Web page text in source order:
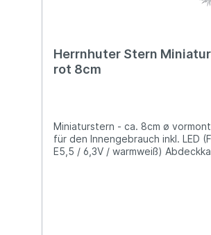
Herrnhuter Stern
rot 8cm
Miniaturstern - ca. 8cm ø vormontiert nur
für den Innengebrauch inkl. LED (Fassung
E5,5 / 6,3V / warmweiß) Abdeckkappe,